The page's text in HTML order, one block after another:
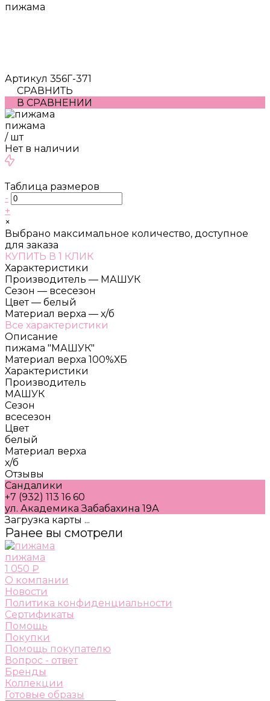
пижама
Артикул 356Г-371
СРАВНИТЬ
В СРАВНЕНИИ
пижама
/ шт
Нет в наличии
Таблица размеров
-
+
×
Выбрано максимальное количество, доступное
для заказа
КУПИТЬ В 1 КЛИК
Характеристики
Производитель — МАШУК
Сезон — всесезон
Цвет — белый
Материал верха — х/б
Все характеристики
Описание
пижама "МАШУК"
Материал верха 100%ХБ
Характеристики
Производитель
МАШУК
Сезон
всесезон
Цвет
белый
Материал верха
х/б
Отзывы
Сандалики
+7 (932) 113 16 60
ул. Академика Забабахина 19А
Загрузка карты ...
Ранее вы смотрели
пижама
1 050 ₽
О компании
Новости
Политика конфиденциальности
Сертификаты
Помощь
Покупки
Помощь покупателю
Вопрос - ответ
Бренды
Коллекции
Готовые образы